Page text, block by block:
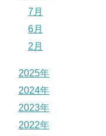
7月
6月
2月
2025年
2024年
2023年
2022年